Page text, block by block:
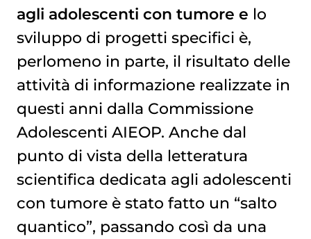
agli adolescenti con tumore e lo
sviluppo di progetti specifici è,
perlomeno in parte, il risultato delle
attività di informazione realizzate in
questi anni dalla Commissione
Adolescenti AIEOP. Anche dal
punto di vista della letteratura
scientifica dedicata agli adolescenti
con tumore è stato fatto un “salto
quantico”, passando così da una